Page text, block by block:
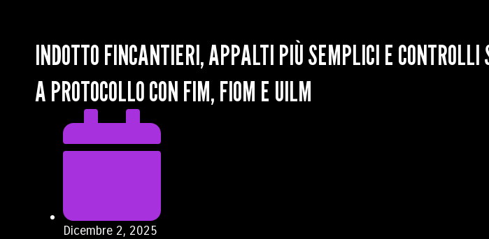
INDOTTO FINCANTIERI, APPALTI PIÙ SEMPLICI E CONTROLLI
A PROTOCOLLO CON FIM, FIOM E UILM
Dicembre 2, 2025